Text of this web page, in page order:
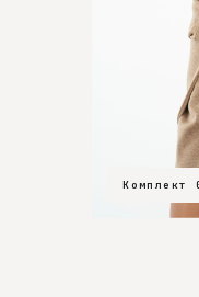
Комплект